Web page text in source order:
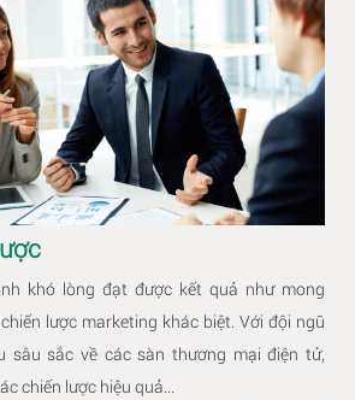
khó lòng đạt được kết quả như mong
lược marketing khác biệt. Với đội ngũ
sâu sắc về các sàn thương mại điện tử,
chiến lược hiệu quả...